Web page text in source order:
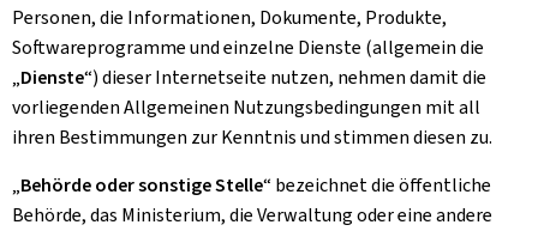
Personen, die Informationen, Dokumente, Produkte,
Softwareprogramme und einzelne Dienste (allgemein die
„Dienste“) dieser Internetseite nutzen, nehmen damit die
vorliegenden Allgemeinen Nutzungsbedingungen mit all
ihren Bestimmungen zur Kenntnis und stimmen diesen zu.
„Behörde oder sonstige Stelle“ bezeichnet die öffentliche
Behörde, das Ministerium, die Verwaltung oder eine andere